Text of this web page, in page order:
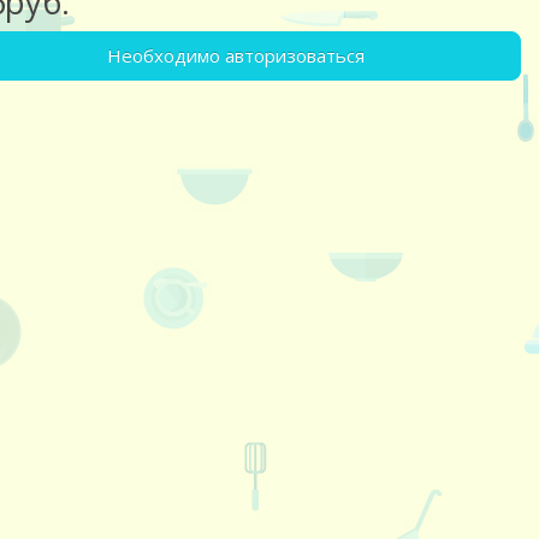
Необходимо авторизоваться